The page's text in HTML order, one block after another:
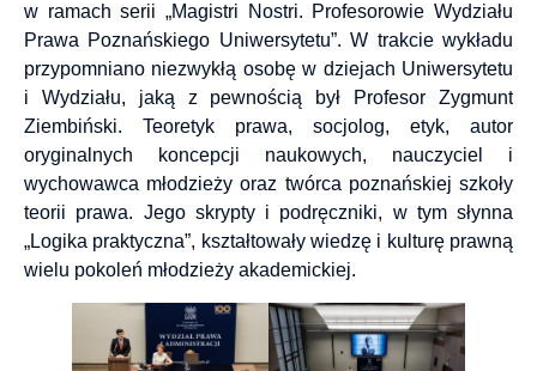
w ramach serii „Magistri Nostri. Profesorowie Wydziału
Prawa Poznańskiego Uniwersytetu”. W trakcie wykładu
przypomniano niezwykłą osobę w dziejach Uniwersytetu
i Wydziału, jaką z pewnością był Profesor Zygmunt
Ziembiński. Teoretyk prawa, socjolog, etyk, autor
oryginalnych koncepcji naukowych, nauczyciel i
wychowawca młodzieży oraz twórca poznańskiej szkoły
teorii prawa. Jego skrypty i podręczniki, w tym słynna
„Logika praktyczna”, kształtowały wiedzę i kulturę prawną
wielu pokoleń młodzieży akademickiej.